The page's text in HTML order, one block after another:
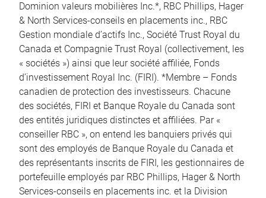
Dominion valeurs mobilières Inc.*, RBC Phillips, Hager
& North Services-conseils en placements inc., RBC
Gestion mondiale d’actifs Inc., Société Trust Royal du
Canada et Compagnie Trust Royal (collectivement, les
« sociétés ») ainsi que leur société affiliée, Fonds
d’investissement Royal Inc. (FIRI). *Membre – Fonds
canadien de protection des investisseurs. Chacune
des sociétés, FIRI et Banque Royale du Canada sont
des entités juridiques distinctes et affiliées. Par «
conseiller RBC », on entend les banquiers privés qui
sont des employés de Banque Royale du Canada et
des représentants inscrits de FIRI, les gestionnaires de
portefeuille employés par RBC Phillips, Hager & North
Services-conseils en placements inc. et la Division